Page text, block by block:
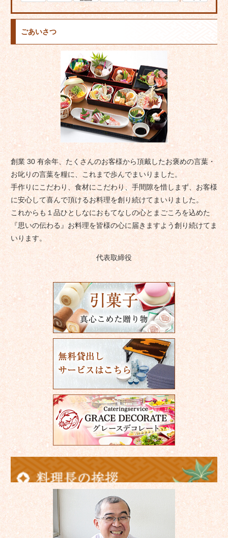
ごあいさつ
創業 30 有余年、たくさんのお客様から頂戴したお褒めの言葉・
お叱りの言葉を糧に、これまで歩んでまいりました。
手作りにこだわり、食材にこだわり、手間隙を惜しまず、お客様
に安心して喜んで頂けるお料理を創り続けてまいりました。
これからも１品ひとしなにおもてなしの心とまごころを込めた
『思いの伝わる』お料理を皆様の心に届きますよう創り続けてま
いります。
代表取締役